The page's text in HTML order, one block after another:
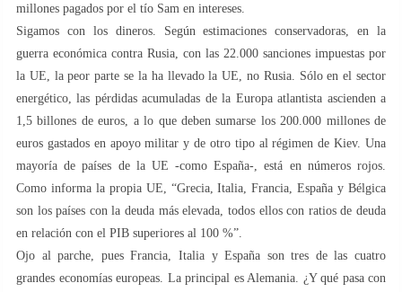
millones pagados por el tío Sam en intereses.
Sigamos con los dineros. Según estimaciones conservadoras, en la
guerra económica contra Rusia, con las 22.000 sanciones impuestas por
la UE, la peor parte se la ha llevado la UE, no Rusia. Sólo en el sector
energético, las pérdidas acumuladas de la Europa atlantista ascienden a
1,5 billones de euros, a lo que deben sumarse los 200.000 millones de
euros gastados en apoyo militar y de otro tipo al régimen de Kiev. Una
mayoría de países de la UE -como España-, está en números rojos.
Como informa la propia UE, “Grecia, Italia, Francia, España y Bélgica
son los países con la deuda más elevada, todos ellos con ratios de deuda
en relación con el PIB superiores al 100 %”.
Ojo al parche, pues Francia, Italia y España son tres de las cuatro
grandes economías europeas. La principal es Alemania. ¿Y qué pasa con